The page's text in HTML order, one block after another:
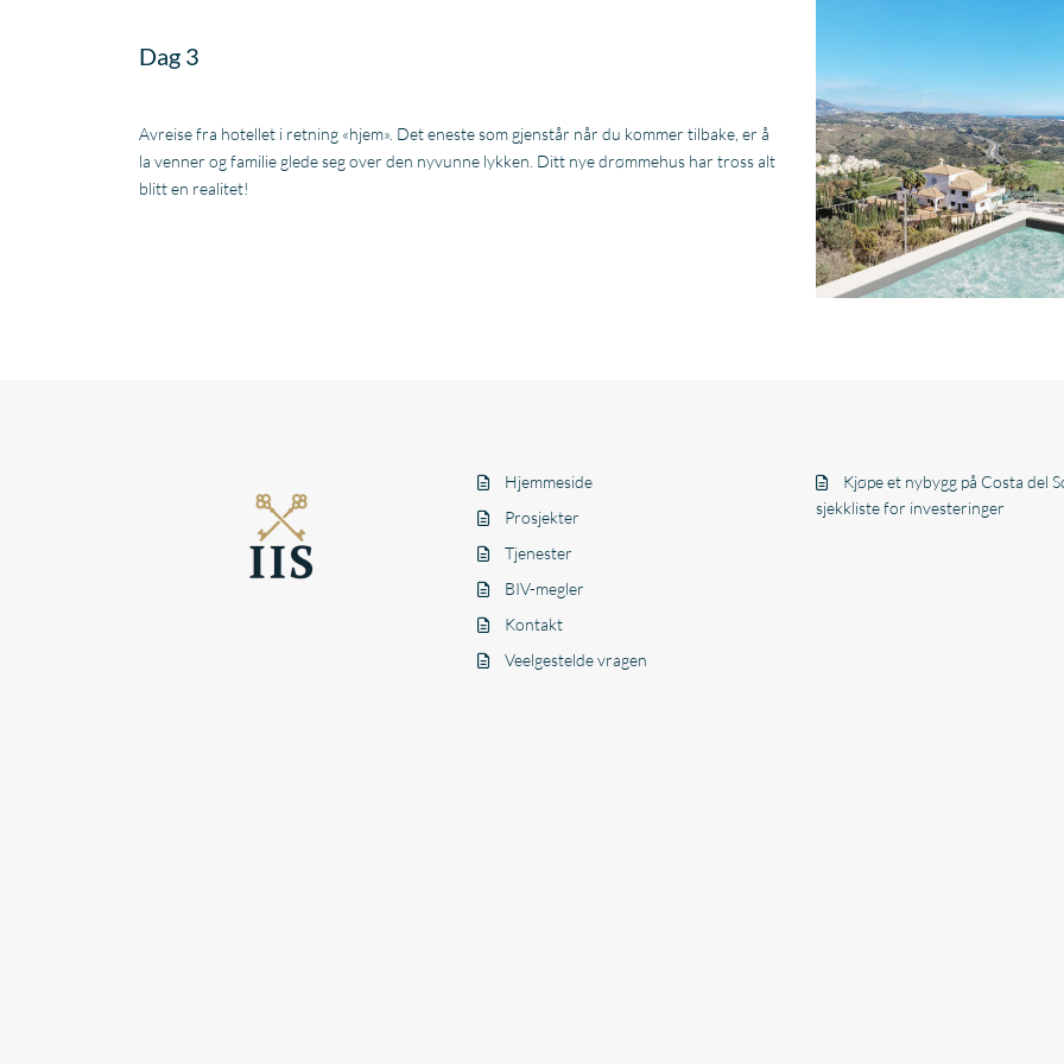
Dag 3
Avreise fra hotellet i retning «hjem». Det eneste som gjenstår når du kommer tilbake, er å
la venner og familie glede seg over den nyvunne lykken. Ditt nye drømmehus har tross alt
blitt en realitet!
Hjemmeside
Prosjekter
Tjenester
BIV-megler
Kontakt
Veelgestelde vragen
Kjøpe et nybygg på Costa del
sjekkliste for investeringer